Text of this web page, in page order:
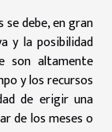
se debe, en gran
y la posibilidad
son altamente
y los recursos
de erigir una
de los meses o